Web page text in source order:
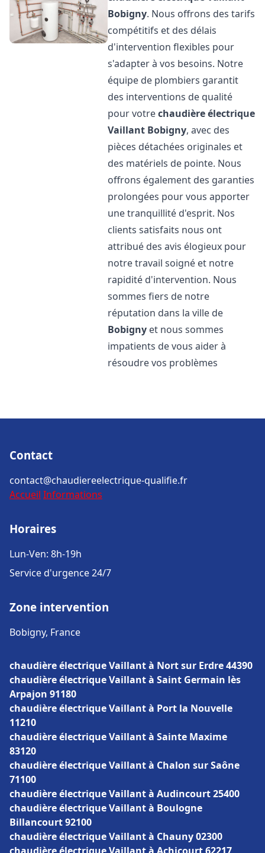
Bobigny. Nous offrons des tarifs
compétitifs et des délais
d'intervention flexibles pour
s'adapter à vos besoins. Notre
équipe de plombiers garantit
des interventions de qualité
pour votrechaudière électrique
Vaillant Bobigny, avec des
pièces détachées originales et
des matériels de pointe. Nous
offrons également des garanties
prolongées pour vous apporter
une tranquillité d'esprit. Nos
clients satisfaits nous ont
attribué des avis élogieux pour
notre travail soigné et notre
rapidité d'intervention. Nous
sommes fiers de notre
réputation dans la ville de
Bobigny et nous sommes
impatients de vous aider à
résoudre vos problèmes
Contact
contact@chaudiereelectrique-qualifie.fr
Accueil Informations
Horaires
Lun-Ven: 8h-19h
Service d'urgence 24/7
Zone intervention
Bobigny, France
chaudière électrique Vaillant à Nort sur Erdre 44390
chaudière électrique Vaillant à Saint Germain lès
Arpajon 91180
chaudière électrique Vaillant à Port la Nouvelle
11210
chaudière électrique Vaillant à Sainte Maxime
83120
chaudière électrique Vaillant à Chalon sur Saône
71100
chaudière électrique Vaillant à Audincourt 25400
chaudière électrique Vaillant à Boulogne
Billancourt 92100
chaudière électrique Vaillant à Chauny 02300